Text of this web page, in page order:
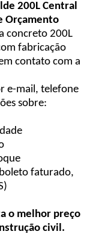
200L Central
Orçamento
concreto 200L
fabricação
contato com a
e-mail, telefone
sobre:
faturado,
o melhor preço
civil.